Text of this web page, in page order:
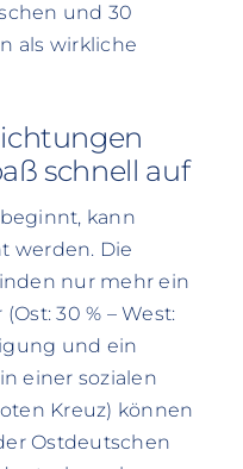
und 30
als wirkliche
schnell auf
kann
werden. Die
nur mehr ein
30 % – West:
und ein
einer sozialen
Kreuz) können
Ostdeutschen